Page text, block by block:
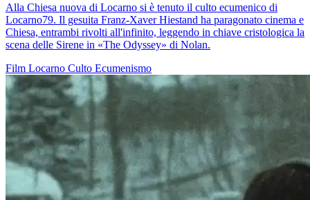
Alla Chiesa nuova di Locarno si è tenuto il culto ecumenico di
Locarno79. Il gesuita Franz-Xaver Hiestand ha paragonato cinema e
Chiesa, entrambi rivolti all'infinito, leggendo in chiave cristologica la
scena delle Sirene in «The Odyssey» di Nolan.
Film Locarno Culto Ecumenismo